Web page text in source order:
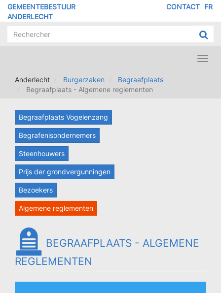
Overslaan
GEMEENTEBESTUUR
ANDERLECHT
FR
CONTACT
Anderlecht
Burgerzaken
Begraafplaats
Begraafplaats - Algemene reglementen
Begraafplaats Vogelenzang
Begrafenisondernemers
Steenhouwers
Prijs der grondvergunningen
Bezoekers
Algemene reglementen
BEGRAAFPLAATS - ALGEMENE
REGLEMENTEN